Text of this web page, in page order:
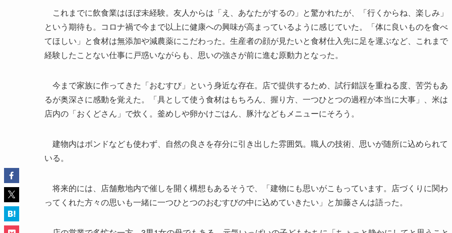
これまでに飲食業はほぼ未経験。友人からは「え、あなたがするの」と驚かれたが、「行くからね、楽しみ」
という期待も。コロナ禍で今まで以上に健康への興味が高まっているように感じていた。「体に良いものを食べ
てほしい」と食材は無添加や減農薬にこだわった。生産者の顔が見たいと食材仕入先に足を運ぶなど、これまで
経験したことない仕事に戸惑いながらも、思いの強さが前に進む原動力となった。
今まで家族に作ってきた「おむすび」という身近な存在。店で提供するため、試行錯誤を重ねる度、苦労もあ
るが奥深さに感動を覚えた。「具として使う食材はもちろん、握り方、一つひとつの過程が本当に大事」、米は
店内の「おくどさん」で炊く。釜めしや卵かけごはん、豚汁などもメニューにそろう。
建物内はボンドなども使わず、自然の良さを存分に引き出した雰囲気。職人の技術、思いが随所に込められて
いる。
将来的には、店舗敷地内で催しを開く構想もあるそうで、「建物にも思いがこもっています。店づくりに関わ
ってくれた方々の思いも一緒に一つひとつのおむすびの中に込めていきたい」と加藤さんは語った。